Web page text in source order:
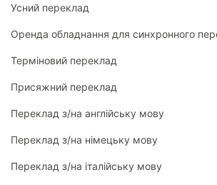
Усний переклад
Оренда обладнання для синхронного
Терміновий переклад
Присяжний переклад
Переклад з/на англійську мову
Переклад з/на німецьку мову
Переклад з/на італійську мову